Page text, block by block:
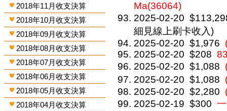
2018年11月收支決算
2018年10月收支決算
2018年09月收支決算
2018年08月收支決算
2018年07月收支決算
2018年06月收支決算
2018年05月收支決算
2018年04月收支決算
Ma(36064)
2025-02-20
細見線上刷卡收入)
2025-02-20 $1,976
2025-02-20 $208
2025-02-20 $1,088
2025-02-20 $1,088
2025-02-20 $2,280
2025-02-19 $300